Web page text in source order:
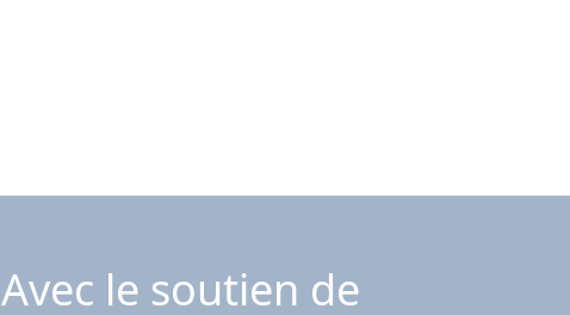
Avec le soutien de